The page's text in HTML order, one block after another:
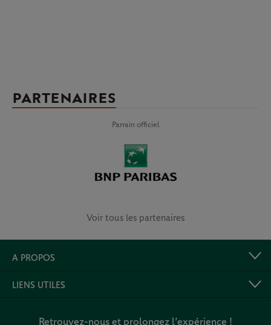
PARTENAIRES
Parrain officiel
Voir tous les partenaires
A PROPOS
LIENS UTILES
Retrouvez-nous et prolongez l’expérience !